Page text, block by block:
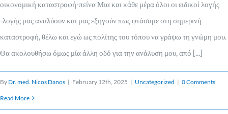
οικονομική καταστροφή-πείνα Μια και κάθε μέρα όλοι οι ειδικοί λογής
-λογής μας αναλύουν και μας εξηγούν πως φτάσαμε στη σημερινή
καταστροφή, θέλω και εγώ ως πολίτης του τόπου να γράψω τη γνώμη μου.
Θα ακολουθήσω όμως μία άλλη οδό για την ανάλυση μου, από [...]
By Dr. med. Nicos Danos | February 12th, 2025 | Uncategorized | 0 Comments
Read More